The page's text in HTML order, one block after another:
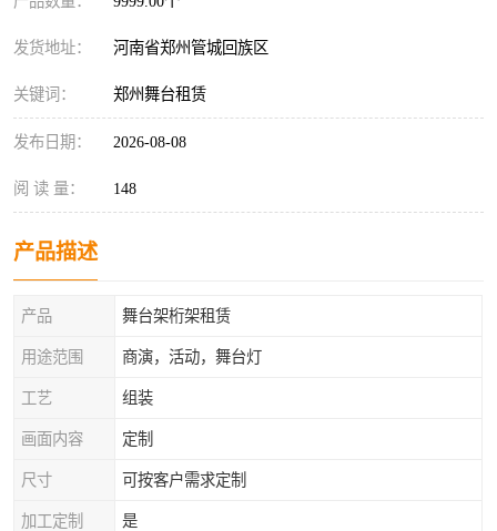
发货地址： 河南省郑州管城回族区
关键词： 郑州舞台租赁
发布日期： 2026-08-08
阅 读 量： 148
产品描述
产品 舞台架桁架租赁
用途范围 商演，活动，舞台灯
工艺 组装
画面内容 定制
尺寸 可按客户需求定制
加工定制 是